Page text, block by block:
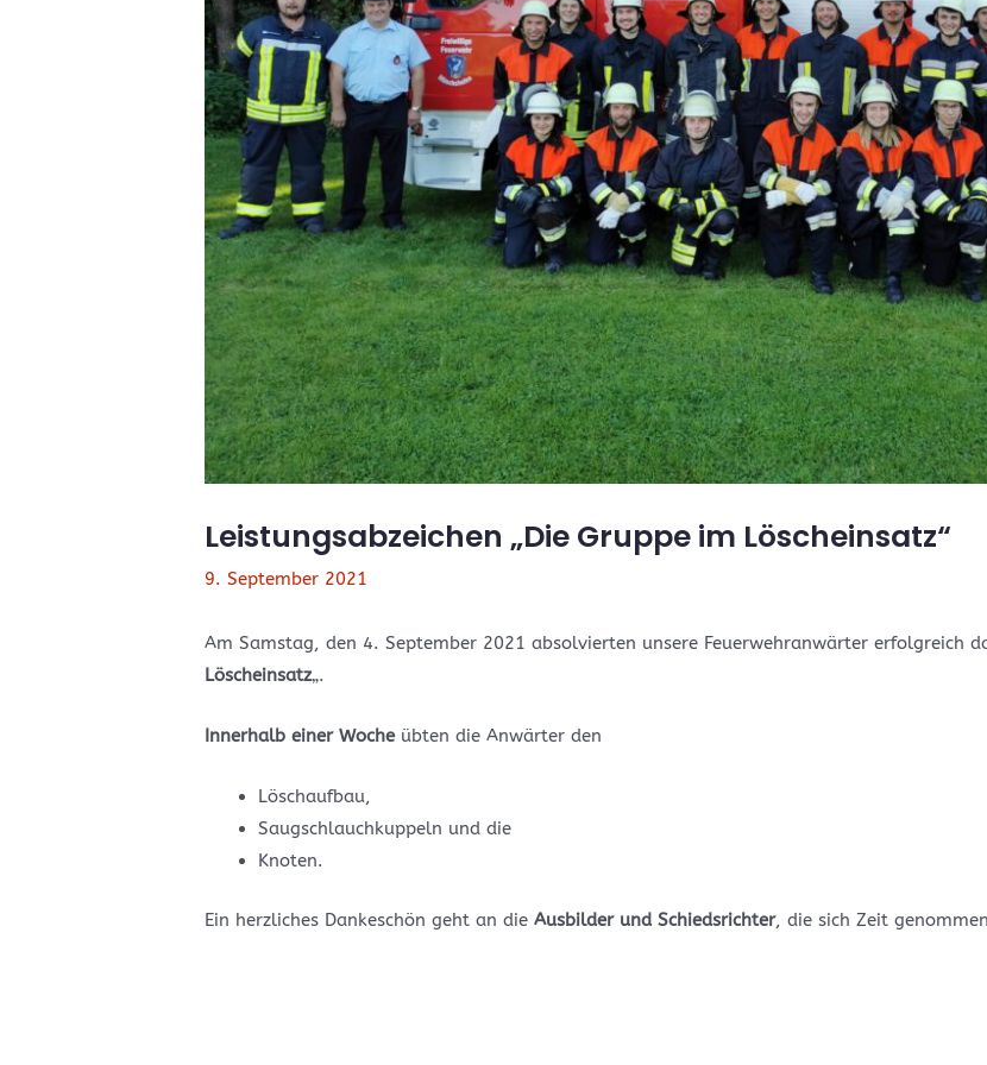
Leistungsabzeichen „Die Gruppe im Löscheinsatz“
9. September 2021
Am Samstag, den 4. September 2021 absolvierten unsere Feuerwehranwärter erfolgreich
Löscheinsatz„.
Innerhalb einer Wocheübten die Anwärter den
Löschaufbau,
Saugschlauchkuppeln und die
Knoten.
Ein herzliches Dankeschön geht an dieAusbilder und Schiedsrichter, die sich Zeit